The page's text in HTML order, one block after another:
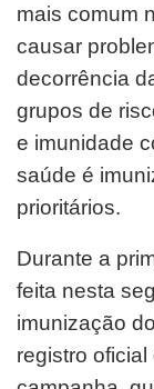
mais comum
causar
decorrência
grupos de
e imunidade
saúde é
prioritários.
Durante a
feita nesta
imunização
registro